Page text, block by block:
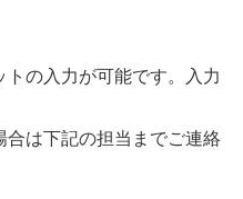
の入力が可能です。入力
は下記の担当までご連絡